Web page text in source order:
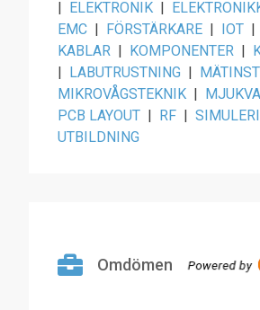
| ELEKTRONIK |
EMC | FÖRSTÄRKARE | IOT |
KABLAR | KOMPONENTER |
| LABUTRUSTNING |
MIKROVÅGSTEKNIK |
PCB LAYOUT | RF |
UTBILDNING
Omdömen